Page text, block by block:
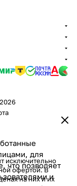
для
что позволяет
и
исключительно
офертой. В
на них и их